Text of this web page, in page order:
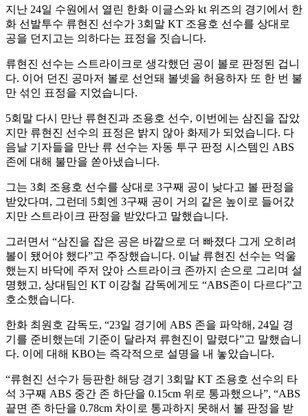
지난 24일 수원에서 열린 한화 이글스와 kt 위즈의 경기에서 한
화 선발투수 류현진 선수가 3회말 KT 조용호 선수를 상대로
공을 던지고는 의하다는 표정을 짓습니다.
류현진 선수는 스트라이크로 생각했던 공이 볼로 판정된 겁니
다. 이어 던진 공마저 볼로 선언돼 볼넷을 허용하자 또 한 번 불
만 섞인 표정을 지었습니다.
5회말 다시 만난 류현진과 조용호 선수, 이번에는 삼진을 잡았
지만 류현진 선수의 표정은 밝지 않아 화제가 되었습니다. 다
음날 기자들을 만난 류 선수는 자동 투구 판정 시스템인 ABS
존에 대해 불만을 쏟아냈습니다.
그는 3회 조용호 선수를 상대로 3구째 공이 낮다고 볼 판정을
받았다며, 그런데 5회엔 3구째 공이 거의 같은 높이로 들어갔
지만 스트라이크 판정을 받았다고 말했습니다.
그러면서 “삼진을 잡은 공은 바깥으로 더 빠졌다 그게 오히려
볼이 됐어야 했다”고 주장했습니다. 이날 류현진 선수는 억울
했는지 바닥에 주저 앉아 스트라이크 존까지 손으로 그리며 설
명했고, 상대팀인 KT 이강철 감독에게도 “ABS존이 다르다”고
호소했습니다.
한화 최원호 감독도, “23일 경기에 ABS 존을 파악해, 24일 경
기를 준비했는데 기준이 달라져 류현진이 말렸다”고 말했습니
다. 이에 대해 KBO는 즉각적으로 설명을 내 놓았습니다.
“류현진 선수가 등판한 해당 경기 3회말 KT 조용호 선수의 타
석 3구째 ABS 중간 존 하단을 0.15cm 위로 통과했으나”, “ABS
끝면 존 하단을 0.78cm 차이로 통과하지 못해서 볼 판정을 받